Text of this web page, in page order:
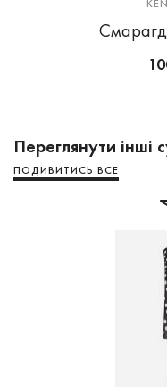
Переглянути інші
ПОДИВИТИСЬ ВСЕ